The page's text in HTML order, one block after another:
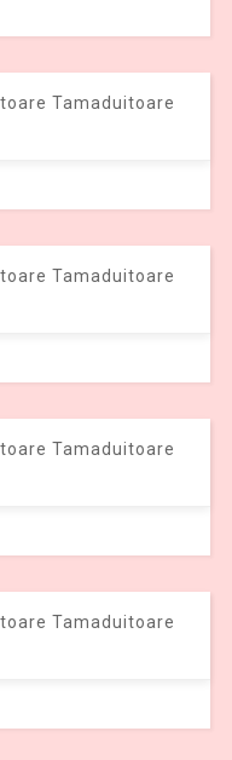
Tamaduitoare
Tamaduitoare
Tamaduitoare
Tamaduitoare